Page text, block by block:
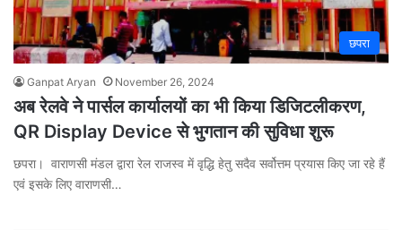
छपरा
Ganpat Aryan November 26, 2024
अब रेलवे ने पार्सल कार्यालयों का भी किया डिजिटलीकरण,
QR Display Device से भुगतान की सुविधा शुरू
छपरा। वाराणसी मंडल द्वारा रेल राजस्व में वृद्धि हेतु सदैव सर्वोत्तम प्रयास किए जा रहे हैं
एवं इसके लिए वाराणसी…